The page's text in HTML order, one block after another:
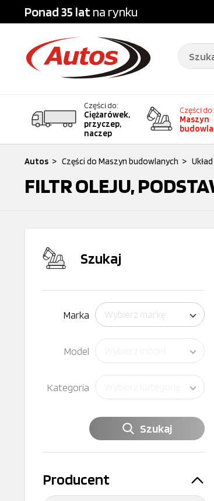
Ponad 35 lat na rynku
Części do:
Ciężarówek,
przyczep,
naczep
Części do:
Maszyn
Autos > Części do Maszyn budowlanych >
FILTR OLEJU,
Szukaj
Marka Wybierz markę
Model
Kategoria
Szukaj
Producent